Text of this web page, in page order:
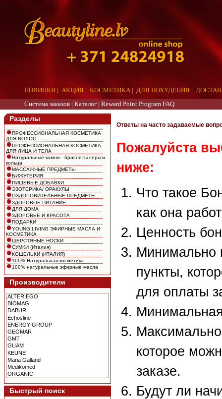
НОВИНКИ | АКЦИЯ | КОСМЕТИКА | ДЛЯ ПОХУДЕНИЯ |
Система заказов | Каталог | Reward Point Program FAQ
Разделы
ПРОФЕССИОНАЛЬНАЯ КОСМЕТИКА
ДЛЯ ВОЛОС
ПРОФЕССИОНАЛЬНАЯ КОСМЕТИКА
ДЛЯ ЛИЦА И ТЕЛА
Натуральные камни - браслеты серьги
кольца
МАССАЖНЫЕ ПРЕДМЕТЫ
БИЖУТЕРИЯ
ПИЩЕВЫЕ ДОБАВКИ
ЭЗОТЕРИКА/ ОРАКУЛЫ
ОЗДОРОВИТЕЛЬНЫЕ ПРЕДМЕТЫ
ЗДОРОВОЕ ПИТАНИЕ
ДЛЯ ДОМА
ЗДОРОВЬЕ И КРАСОТА
ПОДАРКИ
YOUNG LIVING ЭФИРНЫЕ МАСЛА И
КОСМЕТИКА
ШЕРСТЯНЫЕ НОСКИ
СУМКИ (Италия)
КОШЕЛЬКИ (ИТАЛИЯ)
100% Натуральная косметика
100% натуральные эфирные масла
Производители
Быстрый поиск
Ответы на часто задаваемые
Пожалуйста
ниже:
Что такое
как она
Ценность
Минимально
пункты,
для оплаты
которое
заказе.
Будут ли